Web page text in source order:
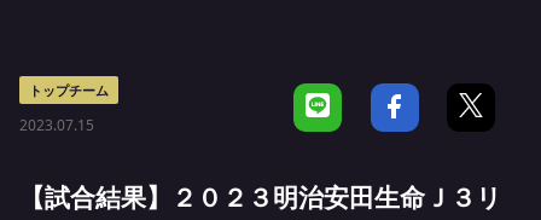
トップチーム
2023.07.15
【試合結果】２０２３明治安田生命Ｊ３リ